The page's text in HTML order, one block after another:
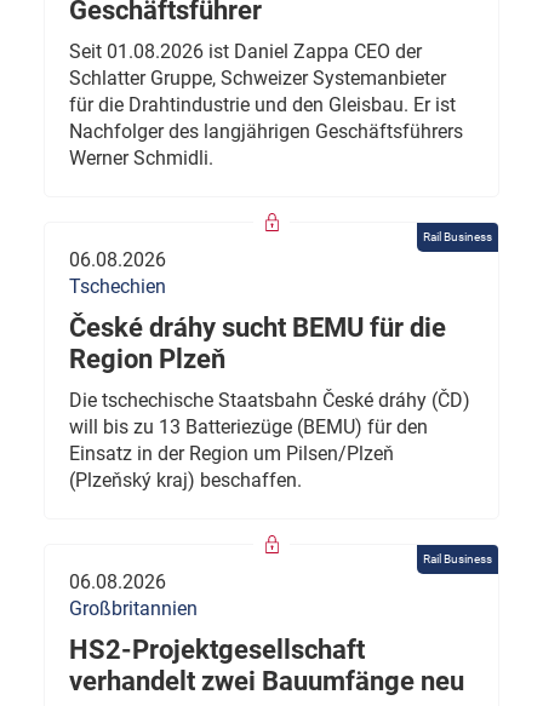
Geschäftsführer
Seit 01.08.2026 ist Daniel Zappa CEO der
Schlatter Gruppe, Schweizer Systemanbieter
für die Drahtindustrie und den Gleisbau. Er ist
Nachfolger des langjährigen Geschäftsführers
Werner Schmidli.
Rail Business
06.08.2026
Tschechien
České dráhy sucht BEMU für die
Region Plzeň
Die tschechische Staatsbahn České dráhy (ČD)
will bis zu 13 Batteriezüge (BEMU) für den
Einsatz in der Region um Pilsen/Plzeň
(Plzeňský kraj) beschaffen.
Rail Business
06.08.2026
Großbritannien
HS2-Projektgesellschaft
verhandelt zwei Bauumfänge neu